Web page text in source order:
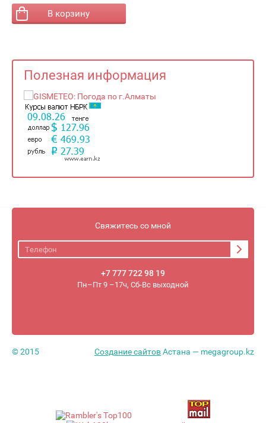
В корзину
Полезная информация
Свяжитесь со мной
+7 777 722 98 19
Пн–Пт 9 –17ч, Сб-Вс выходной
© 2015 Создание сайтовАстана — megagroup.kz